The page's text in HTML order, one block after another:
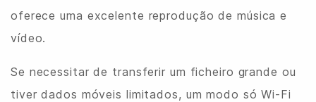
oferece uma excelente reprodução de música e
vídeo.
Se necessitar de transferir um ficheiro grande ou
tiver dados móveis limitados, um modo só Wi-Fi